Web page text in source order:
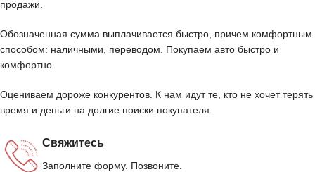
продажи.
Обозначенная сумма выплачивается быстро, причем комфортным
способом: наличными, переводом. Покупаем авто быстро и
комфортно.
Оцениваем дороже конкурентов. К нам идут те, кто не хочет терять
время и деньги на долгие поиски покупателя.
Свяжитесь
Заполните форму. Позвоните.